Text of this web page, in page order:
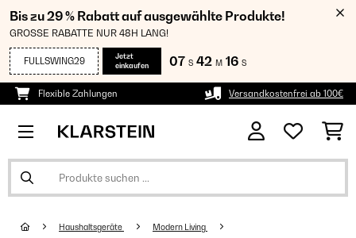
Bis zu 29 % Rabatt auf ausgewählte Produkte!
GROSSE RABATTE NUR 48H LANG!
FULLSWING29
Jetzt
einkaufen
07 S 42 M 16 S
Flexible Zahlungen Versandkostenfrei ab 100€
Haushaltsgeräte Modern Living